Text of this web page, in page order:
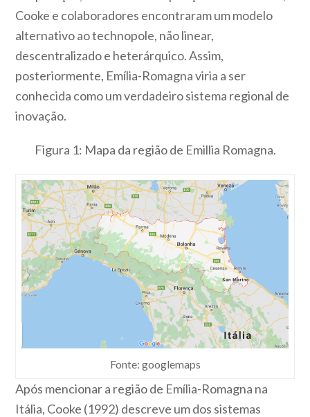
Cooke e colaboradores encontraram um modelo
alternativo ao technopole, não linear,
descentralizado e heterárquico. Assim,
posteriormente, Emília-Romagna viria a ser
conhecida como um verdadeiro sistema regional de
inovação.
Figura 1: Mapa da região de Emillia Romagna.
Fonte: googlemaps
Após mencionar a região de Emília-Romagna na
Itália, Cooke (1992) descreve um dos sistemas